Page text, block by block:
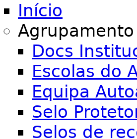
Início
Agrupamento
Docs
Escolas do
Equipa
Selo
Selos de